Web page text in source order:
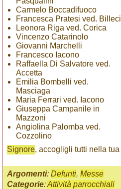
Carmelo Boccadifuoco
Francesca Pratesi ved. Billeci
Leonora Riga ved. Corica
Vincenzo Catarinolo
Giovanni Marchelli
Francesco Iacono
Raffaella Di Salvatore ved.
Accetta
Emilia Bombelli ved.
Masciaga
Maria Ferrari ved. Iacono
Giuseppa Campanile in
Mazzoni
Angiolina Palomba ved.
Cozzolino
Signore, accogligli tutti nella tua
Argomenti: Defunti, Messe
Categorie:Attività parrocchiali